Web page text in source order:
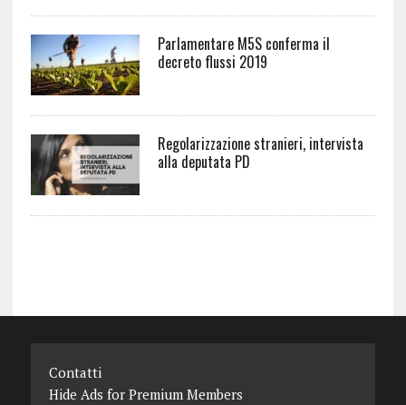
Parlamentare M5S conferma il
decreto flussi 2019
Regolarizzazione stranieri, intervista
alla deputata PD
Contatti
Hide Ads for Premium Members